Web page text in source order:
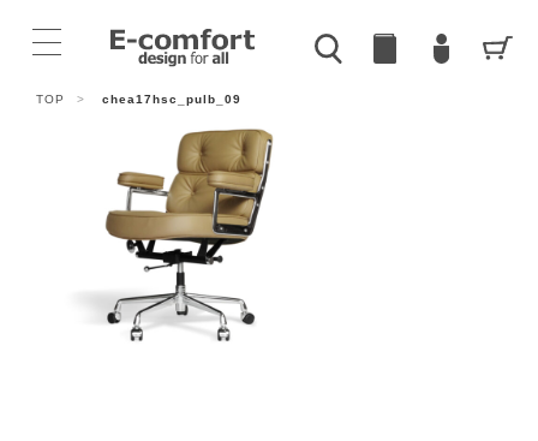
TOP > chea17hsc_pulb_09